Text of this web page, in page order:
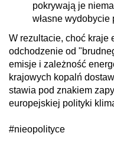
pokrywają je
własne
W rezultacie, choć kraje
odchodzenie od
emisje i zależność
krajowych kopalń
stawia pod znakiem
europejskiej polityki
#nieopolityce